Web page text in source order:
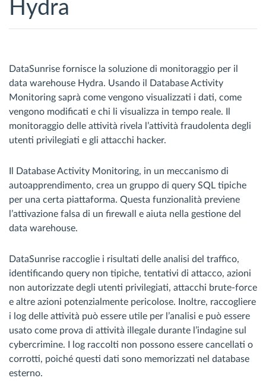
Hydra
DataSunrise fornisce la soluzione di monitoraggio per il
data warehouse Hydra. Usando il Database Activity
Monitoring saprà come vengono visualizzati i dati, come
vengono modificati e chi li visualizza in tempo reale. Il
monitoraggio delle attività rivela l’attività fraudolenta degli
utenti privilegiati e gli attacchi hacker.
Il Database Activity Monitoring, in un meccanismo di
autoapprendimento, crea un gruppo di query SQL tipiche
per una certa piattaforma. Questa funzionalità previene
l’attivazione falsa di un firewall e aiuta nella gestione del
data warehouse.
DataSunrise raccoglie i risultati delle analisi del traffico,
identificando query non tipiche, tentativi di attacco, azioni
non autorizzate degli utenti privilegiati, attacchi brute-force
e altre azioni potenzialmente pericolose. Inoltre, raccogliere
i log delle attività può essere utile per l’analisi e può essere
usato come prova di attività illegale durante l’indagine sul
cybercrimine. I log raccolti non possono essere cancellati o
corrotti, poiché questi dati sono memorizzati nel database
esterno.